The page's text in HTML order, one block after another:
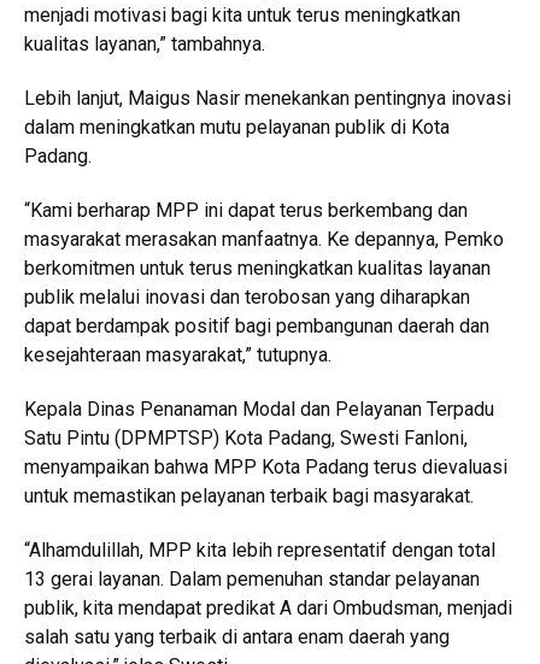
menjadi motivasi bagi kita untuk terus meningkatkan
kualitas layanan,” tambahnya.
Lebih lanjut, Maigus Nasir menekankan pentingnya inovasi
dalam meningkatkan mutu pelayanan publik di Kota
Padang.
“Kami berharap MPP ini dapat terus berkembang dan
masyarakat merasakan manfaatnya. Ke depannya, Pemko
berkomitmen untuk terus meningkatkan kualitas layanan
publik melalui inovasi dan terobosan yang diharapkan
dapat berdampak positif bagi pembangunan daerah dan
kesejahteraan masyarakat,” tutupnya.
Kepala Dinas Penanaman Modal dan Pelayanan Terpadu
Satu Pintu (DPMPTSP) Kota Padang, Swesti Fanloni,
menyampaikan bahwa MPP Kota Padang terus dievaluasi
untuk memastikan pelayanan terbaik bagi masyarakat.
“Alhamdulillah, MPP kita lebih representatif dengan total
13 gerai layanan. Dalam pemenuhan standar pelayanan
publik, kita mendapat predikat A dari Ombudsman, menjadi
salah satu yang terbaik di antara enam daerah yang